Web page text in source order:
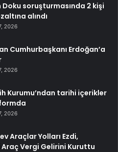
soruşturmasında 2 kişi
alındı
2026
Cumhurbaşkanı Erdoğan’a
2026
Kurumu’ndan tarihi içerikler
2026
Araçlar Yolları Ezdi,
Araç Vergi Gelirini Kuruttu